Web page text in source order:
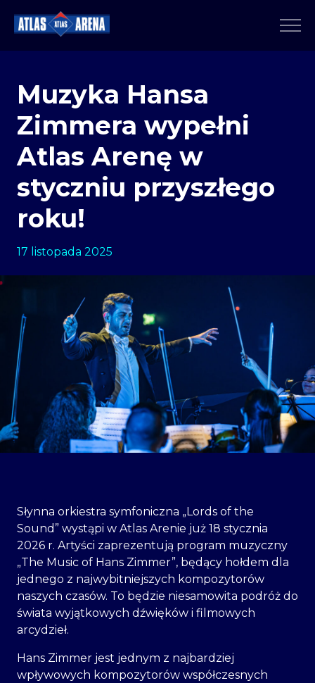
Muzyka Hansa
Zimmera wypełni
Atlas Arenę w
styczniu przyszłego
roku!
17 listopada 2025
Słynna orkiestra symfoniczna „Lords of the
Sound” wystąpi w Atlas Arenie już 18 stycznia
2026 r. Artyści zaprezentują program muzyczny
„The Music of Hans Zimmer”, będący hołdem dla
jednego z najwybitniejszych kompozytorów
naszych czasów. To będzie niesamowita podróż do
świata wyjątkowych dźwięków i filmowych
arcydzieł.
Hans Zimmer jest jednym z najbardziej
wpływowych kompozytorów współczesnych